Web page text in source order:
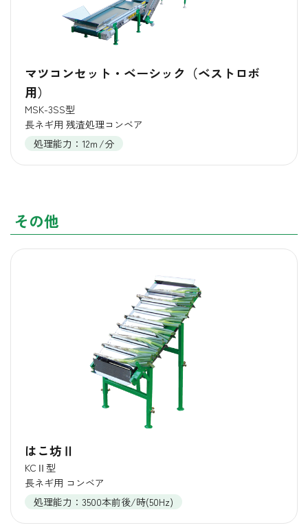
マツコンセット・ベーシック（ベストロボ
用）
MSK-3SS型
長ネギ用 残渣処理コンベア
処理能力：12ｍ/分
その他
はこ坊Ⅱ
KCⅡ型
長ネギ用 コンベア
処理能力：3500本前後/時(50Hz)